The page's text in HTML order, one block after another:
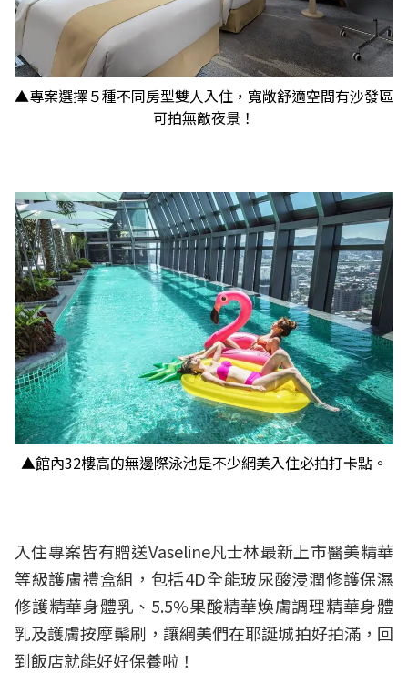
▲專案選擇５種不同房型雙人入住，寬敞舒適空間有沙發區
可拍無敵夜景！
▲館內32樓高的無邊際泳池是不少網美入住必拍打卡點。
入住專案皆有贈送Vaseline凡士林最新上市醫美精華
等級護膚禮盒組，包括4D全能玻尿酸浸潤修護保濕
修護精華身體乳、5.5%果酸精華煥膚調理精華身體
乳及護膚按摩鬃刷，讓網美們在耶誕城拍好拍滿，回
到飯店就能好好保養啦！